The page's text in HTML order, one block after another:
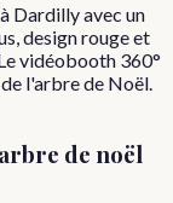
Dardilly avec un
design rouge et
vidéobooth 360°
l'arbre de Noël.
de noël